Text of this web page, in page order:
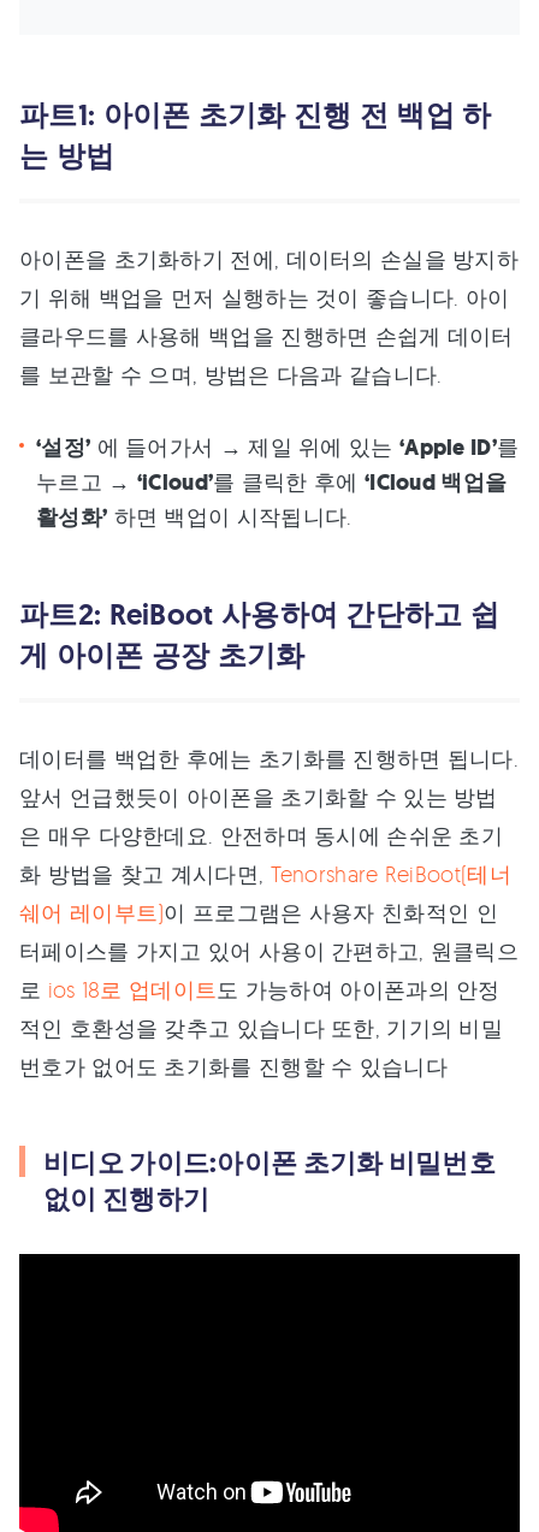
파트1: 아이폰 초기화 진행 전 백업 하
는 방법
아이폰을 초기화하기 전에, 데이터의 손실을 방지하
기 위해 백업을 먼저 실행하는 것이 좋습니다. 아이
클라우드를 사용해 백업을 진행하면 손쉽게 데이터
를 보관할 수 으며, 방법은 다음과 같습니다.
‘설정’ 에 들어가서 → 제일 위에 있는 ‘Apple ID’를
누르고 → ‘iCloud’를 클릭한 후에 ‘ICloud 백업을
활성화’ 하면 백업이 시작됩니다.
파트2: ReiBoot 사용하여 간단하고 쉽
게 아이폰 공장 초기화
데이터를 백업한 후에는 초기화를 진행하면 됩니다.
앞서 언급했듯이 아이폰을 초기화할 수 있는 방법
은 매우 다양한데요. 안전하며 동시에 손쉬운 초기
화 방법을 찾고 계시다면, Tenorshare ReiBoot(테너
쉐어 레이부트)이 프로그램은 사용자 친화적인 인
터페이스를 가지고 있어 사용이 간편하고, 원클릭으
로 ios 18로 업데이트 도 가능하여 아이폰과의 안정
적인 호환성을 갖추고 있습니다 또한, 기기의 비밀
번호가 없어도 초기화를 진행할 수 있습니다
비디오 가이드:아이폰 초기화 비밀번호
없이 진행하기